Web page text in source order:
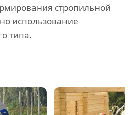
стропильной
использование
типа.